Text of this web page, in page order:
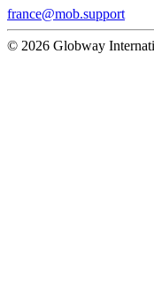
france@mob.support
© 2026 Globway